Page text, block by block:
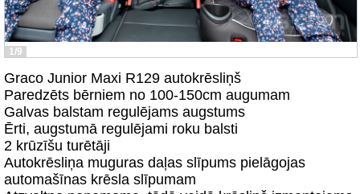
1/9
Graco Junior Maxi R129 autokrēsliņš
Paredzēts bērniem no 100-150cm augumam
Galvas balstam regulējams augstums
Ērti, augstumā regulējami roku balsti
2 krūzīšu turētāji
Autokrēsliņa muguras daļas slīpums pielāgojas
automašīnas krēsla slīpumam